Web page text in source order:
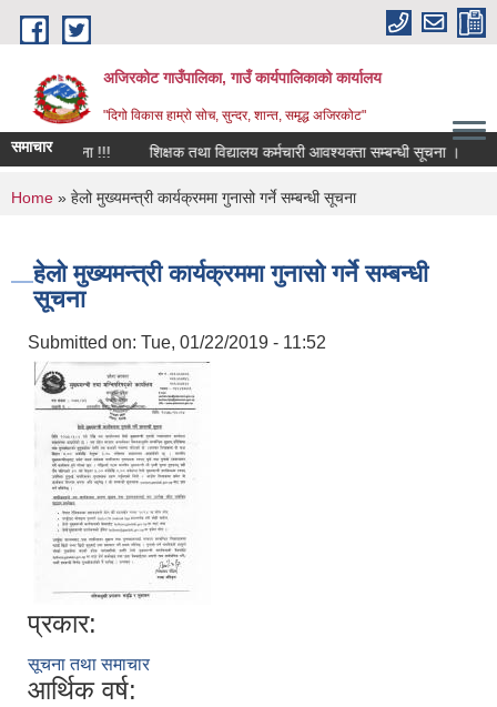
Skip to main content
अजिरकोट गाउँपालिका, गाउँ कार्यपालिकाको कार्यालय
"दिगो विकास हाम्रो सोच, सुन्दर, शान्त, समृद्ध अजिरकोट"
समाचार
सूचना !!! शिक्षक तथा विद्यालय कर्मचारी आवश्यक्ता सम्बन्धी सूचना ।
You are here
Home » हेलो मुख्यमन्त्री कार्यक्रममा गुनासो गर्ने सम्बन्धी सूचना
हेलो मुख्यमन्त्री कार्यक्रममा गुनासो गर्ने सम्बन्धी
सूचना
Submitted on: Tue, 01/22/2019 - 11:52
प्रकार:
सूचना तथा समाचार
आर्थिक वर्ष: